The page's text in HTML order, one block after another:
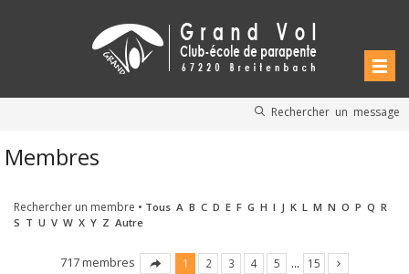
Rechercher un message
Membres
Rechercher un membre • Tous A B C D E F G H I J K L M N O P Q R
S T U V W X Y Z Autre
717 membres 1 2 3 4 5 … 15